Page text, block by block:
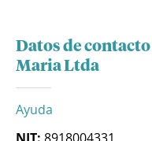
Datos de
Maria Ltda
Ayuda